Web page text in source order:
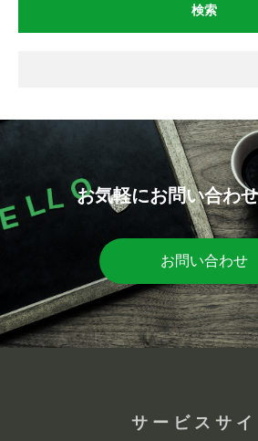
検索
お気軽にお問い合わ
お問い合わせ
サービスサイ